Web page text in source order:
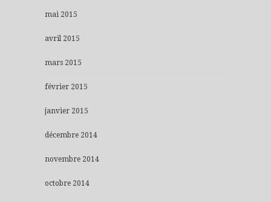
mai 2015
avril 2015
mars 2015
février 2015
janvier 2015
décembre 2014
novembre 2014
octobre 2014